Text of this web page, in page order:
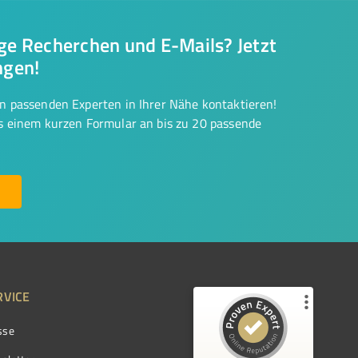
Recherchen und E-Mails? Jetzt
passenden Experten in Ihrer Nähe kontaktieren!
kurzen Formular an bis zu 20 passende
Kundenbewertungen und Erfahrungen zu
ProvenExpert.com